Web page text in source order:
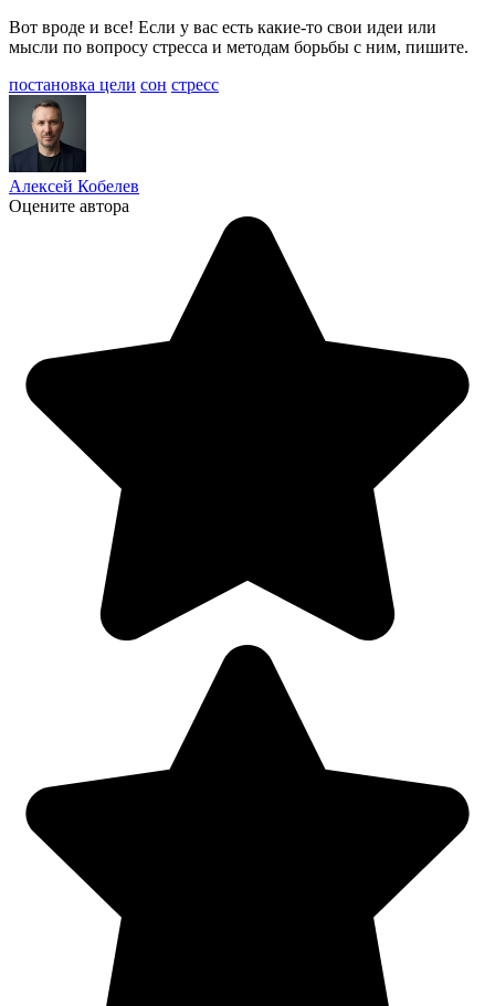
Вот вроде и все! Если у вас есть какие-то свои идеи или
мысли по вопросу стресса и методам борьбы с ним, пишите.
постановка цели сон стресс
Алексей Кобелев
Оцените автора